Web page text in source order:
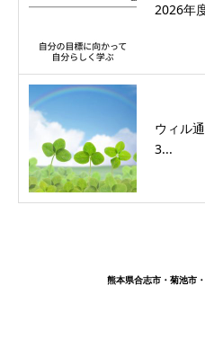
2026年
ウィル
3...
熊本県合志市・菊池市